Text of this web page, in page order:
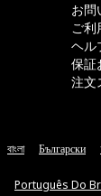
お問
ご利
ヘル
保証
注文
বাংলা Български
Português Do